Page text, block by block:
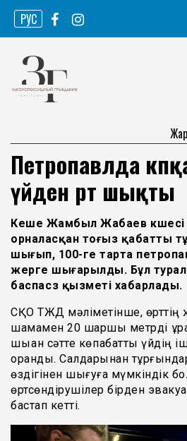
Skip
content
РУС
Петропавлда
үйден өрт шықты
Кеше Жамбыл Жабаев
орналасқан тоғыз қабатты
шығып, 100-ге тарта
жерге шығарылды. Бұл
баспасөз қызметі хабарлады.
СҚО ТЖД мәліметінше, өрттің
шамамен 20 шаршы метрді
шыққан сәтте көпқабатты үйдің
оранды. Салдарынан
өздігінен шығуға мүмкіндік
өртсөндірушілер бірден
бастап кетті.